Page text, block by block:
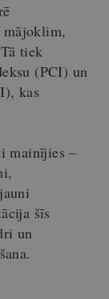
mājoklim,
tiek
(PCI) un
kas
mainījies –
šīs
un